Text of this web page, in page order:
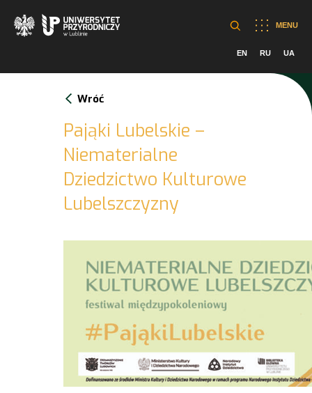
MENU
EN RU UA
Wróć
Pająki Lubelskie –
Niematerialne
Dziedzictwo Kulturowe
Lubelszczyzny